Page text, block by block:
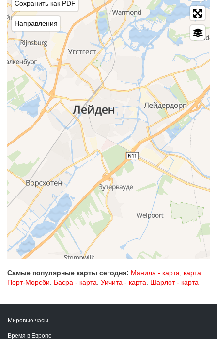
Сохранить как PDF
Направления
Самые популярные карты сегодня: Манила - карта, карта
Порт-Морсби, Басра - карта, Уичита - карта, Шарлот - карта
Мировые часы
Время в Европе